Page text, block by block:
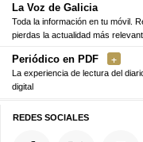
La Voz de Galicia
Toda la información en tu móvil.
pierdas la actualidad más
Periódico en PDF
La experiencia de lectura del
digital
REDES SOCIALES